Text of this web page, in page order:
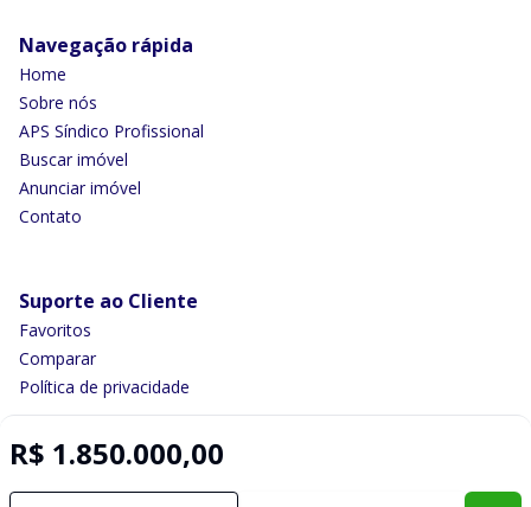
R$ 1.850.000,00
Navegação rápida
Home
Sobre nós
APS Síndico Profissional
Buscar imóvel
Anunciar imóvel
Contato
Suporte ao Cliente
Favoritos
Comparar
Política de privacidade
Selo de Tecnologia Loft